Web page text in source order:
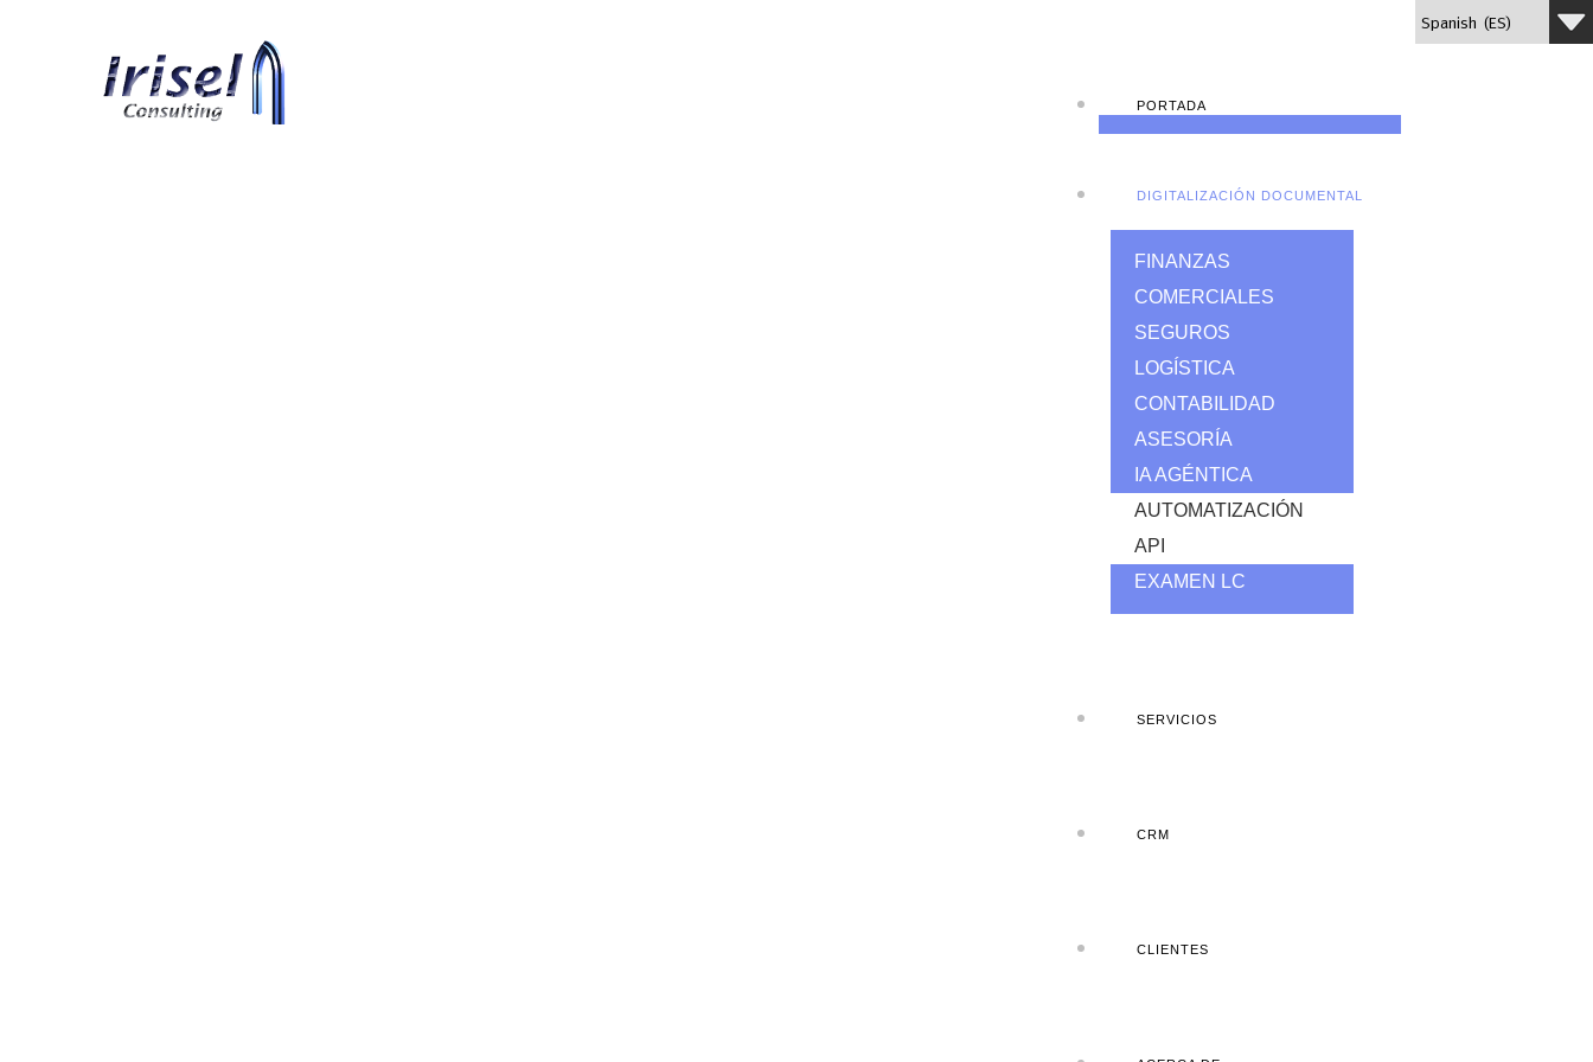
PORTADA
DIGITALIZACIÓN DOCUMENTAL
FINANZAS
COMERCIALES
SEGUROS
LOGÍSTICA
CONTABILIDAD
ASESORÍA
IA AGÉNTICA
AUTOMATIZACIÓN
API
EXAMEN LC
SERVICIOS
CRM
CLIENTES